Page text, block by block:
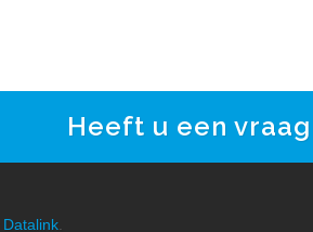
Heeft u een
Datalink